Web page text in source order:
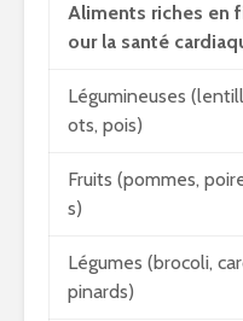
Aliments riches en
our la santé
Légumineuses
ots, pois)
Fruits (pommes,
s)
Légumes (brocoli,
pinards)